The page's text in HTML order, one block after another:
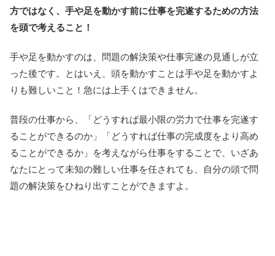
方ではなく、手や足を動かす前に仕事を完遂するための方法
を頭で考えること！
手や足を動かすのは、問題の解決策や仕事完遂の見通しが立
った後です。とはいえ、頭を動かすことは手や足を動かすよ
りも難しいこと！急には上手くはできません。
普段の仕事から、「どうすれば最小限の労力で仕事を完遂す
ることができるのか」「どうすれば仕事の完成度をより高め
ることができるか」を考えながら仕事をすることで、いざあ
なたにとって未知の難しい仕事を任されても、自分の頭で問
題の解決策をひねり出すことができますよ。